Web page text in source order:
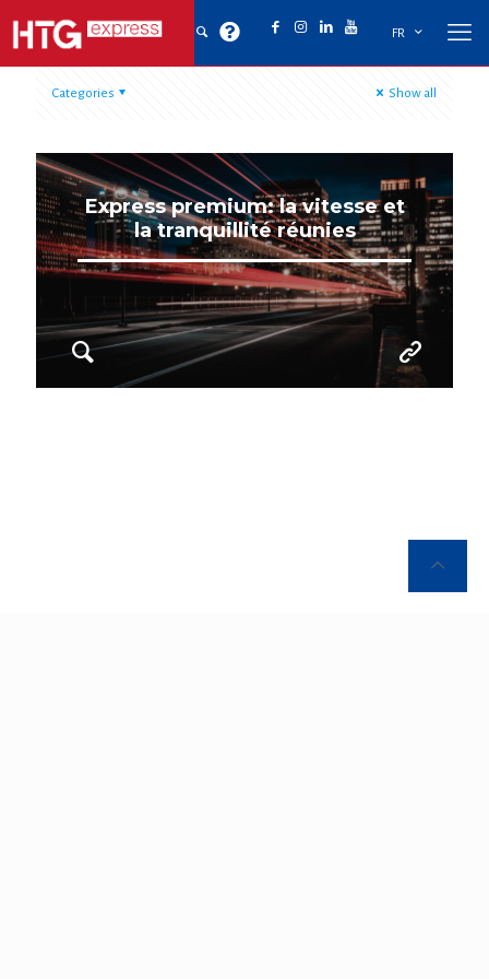
FR
Categories Show all
Express premium: la vitesse et
la tranquillité réunies